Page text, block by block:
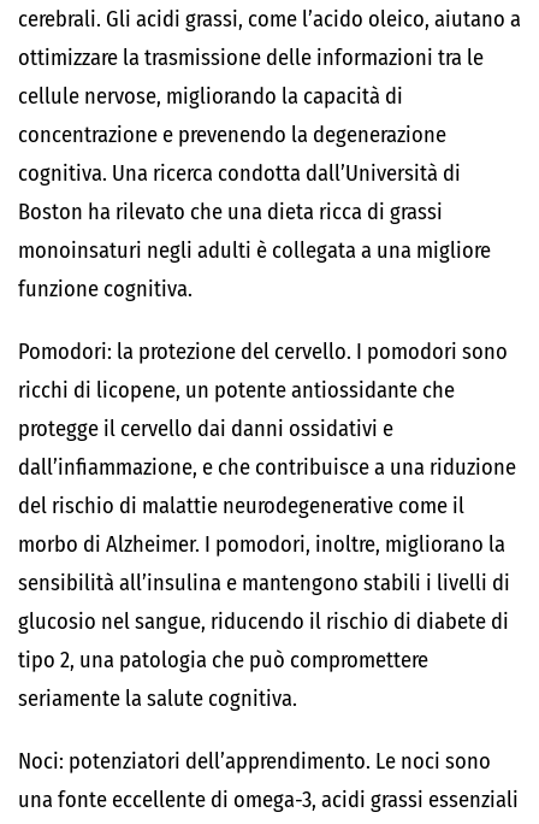
cerebrali. Gli acidi grassi, come l’acido oleico, aiutano a
ottimizzare la trasmissione delle informazioni tra le
cellule nervose, migliorando la capacità di
concentrazione e prevenendo la degenerazione
cognitiva. Una ricerca condotta dall’Università di
Boston ha rilevato che una dieta ricca di grassi
monoinsaturi negli adulti è collegata a una migliore
funzione cognitiva.
Pomodori: la protezione del cervello. I pomodori sono
ricchi di licopene, un potente antiossidante che
protegge il cervello dai danni ossidativi e
dall’infiammazione, e che contribuisce a una riduzione
del rischio di malattie neurodegenerative come il
morbo di Alzheimer. I pomodori, inoltre, migliorano la
sensibilità all’insulina e mantengono stabili i livelli di
glucosio nel sangue, riducendo il rischio di diabete di
tipo 2, una patologia che può compromettere
seriamente la salute cognitiva.
Noci: potenziatori dell’apprendimento. Le noci sono
una fonte eccellente di omega-3, acidi grassi essenziali